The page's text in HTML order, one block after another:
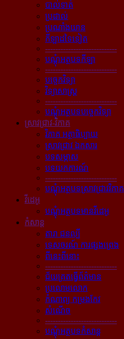
បាល់ទាត់
ប្រដាល់
ប្រណាំងយាន
កីឡាដទៃទៀត
----------------------------
បណ្ដុំអត្ថបទកីឡា
----------------------------
បច្ចេកវិទ្យា
វិទ្យាសាស្ត្រ
----------------------------
បណ្ដុំអត្ថបទបច្ចេកវិទ្យា
ស្រាវជ្រាវ-វិភាគ
វិភាគ អត្ថាធិប្បាយ
ស្រាវជ្រាវ ឯកសារ
បទសម្ភាស
បទយកការណ៍
----------------------------
បណ្ដុំអត្ថបទស្រាវជ្រាវវិភាគ
វីដេអូ
បណ្ដុំអត្ថបទមានវីដេអូ
កំសាន្ដ
តារា ជនល្បី
ទេសចរណ៍ ការផ្សងព្រេង
ពីនេះពីនោះ
----------------------------
ជ័យគ្រតធ្វើព័ត៌មាន
ប្រលោមលោក
កំណាព្យ កម្រងកែវ
សំណើច
----------------------------
បណ្ដុំអត្ថបទកំសាន្ដ